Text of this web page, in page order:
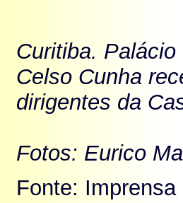
Curitiba.
Celso Cunha
dirigentes da
Fotos: Eurico
Fonte: Imprensa